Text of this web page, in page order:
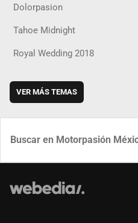
Dolorpasion
Tahoe Midnight
Royal Wedding 2018
VER MÁS TEMAS